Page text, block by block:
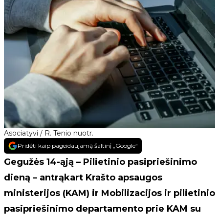
Asociatyvi / R. Tenio nuotr.
Pridėti kaip pageidaujamą šaltinį „Google“
Gegužės 14-ąją – Pilietinio pasipriešinimo
dieną – antrąkart Krašto apsaugos
ministerijos (KAM) ir Mobilizacijos ir pilietinio
pasipriešinimo departamento prie KAM su